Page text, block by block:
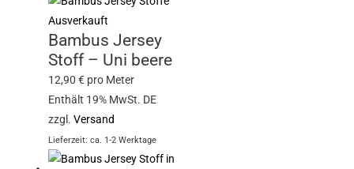
Ausverkauft
Bambus Jersey
Stoff – Uni beere
12,90€ pro Meter
Enthält 19% MwSt. DE
zzgl.Versand
Lieferzeit: ca. 1-2 Werktage